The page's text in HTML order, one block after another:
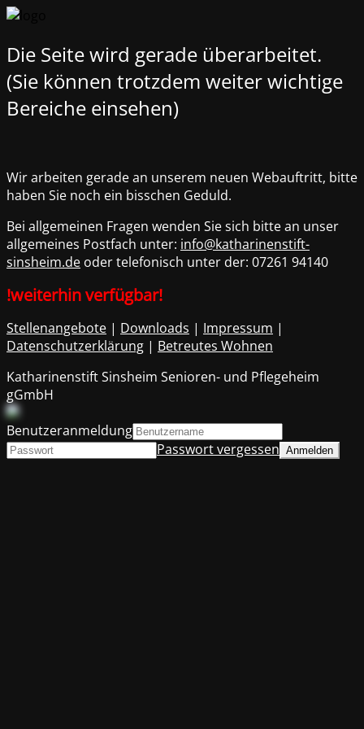
Die Seite wird gerade überarbeitet.
(Sie können trotzdem weiter wichtige
Bereiche einsehen)
Wir arbeiten gerade an unserem neuen Webauftritt, bitte
haben Sie noch ein bisschen Geduld.
Bei allgemeinen Fragen wenden Sie sich bitte an unser
allgemeines Postfach unter: info@katharinenstift-
sinsheim.de oder telefonisch unter der: 07261 94140
!weiterhin verfügbar!
Stellenangebote | Downloads | Impressum |
Datenschutzerklärung | Betreutes Wohnen
Katharinenstift Sinsheim Senioren- und Pflegeheim
gGmbH
Benutzeranmeldung
Passwort vergessen